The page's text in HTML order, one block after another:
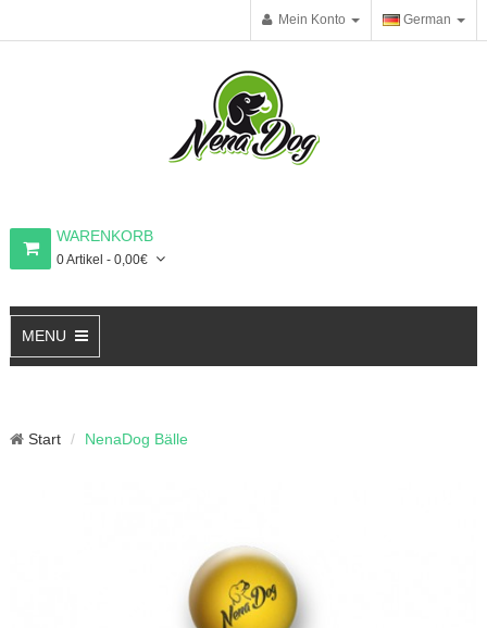
Mein Konto German
WARENKORB
0 Artikel - 0,00€
MENU
Start NenaDog Bälle